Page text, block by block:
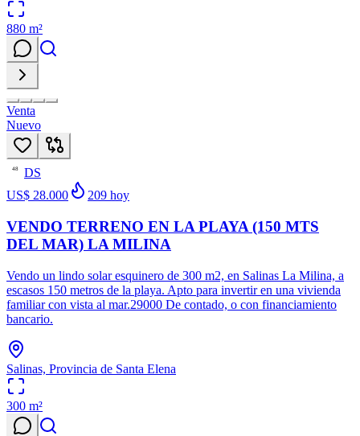
880 m²
Venta
Nuevo
48
DS
US$ 28.000
209 hoy
VENDO TERRENO EN LA PLAYA (150 MTS
DEL MAR) LA MILINA
Vendo un lindo solar esquinero de 300 m2, en Salinas La Milina, a
escasos 150 metros de la playa. Apto para invertir en una vivienda
familiar con vista al mar.29000 De contado, o con financiamiento
bancario.
Salinas, Provincia de Santa Elena
300 m²